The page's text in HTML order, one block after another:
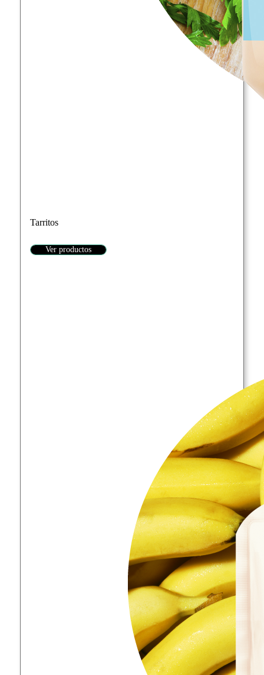
Tarritos
Ver productos